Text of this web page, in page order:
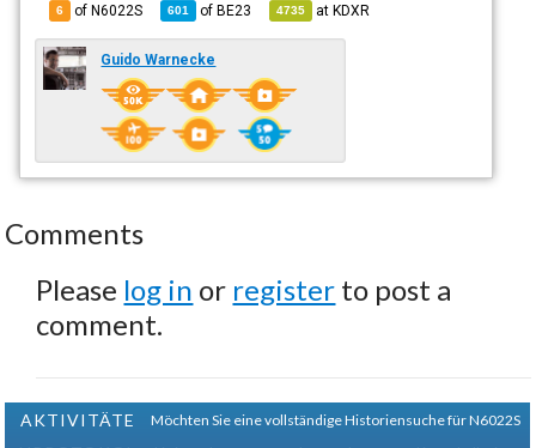
6 of N6022S 601 ofBE23 4735 atKDXR
Guido Warnecke
Comments
Please log in or register to post a
comment.
AKTIVITÄTE
Möchten Sie eine vollständige Historiensuche für N6022S